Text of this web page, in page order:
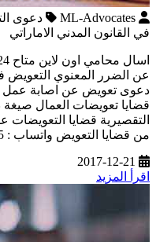
ML-Advocates
دعوى
في القانون المدني الاماراتي
عن الضرر المعنوي التعويض
دعوى تعويض عن اصابة
قضايا تعويضات العمال
التقصيرية قضايا
من قضايا التعويض واتساب : 00971555570005 اسال محامي […]
2017-12-21
اقرأ المزيد